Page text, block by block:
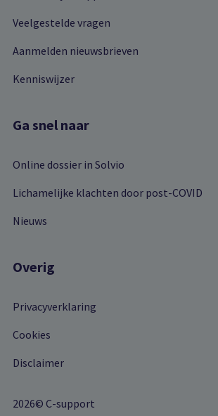
Veelgestelde vragen
Aanmelden nieuwsbrieven
Kenniswijzer
Ga snel naar
Online dossier in Solvio
Lichamelijke klachten door post-COVID
Nieuws
Overig
Privacyverklaring
Cookies
Disclaimer
2026© C-support